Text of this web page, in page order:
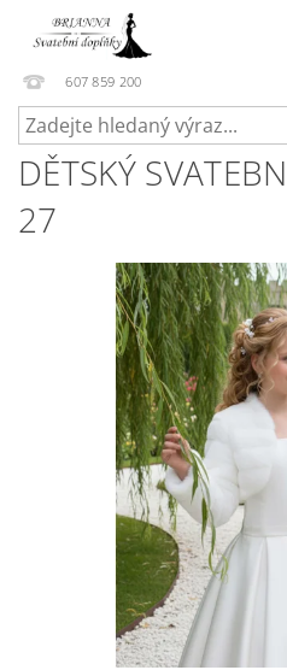
607 859 200
DĚTSKÝ
27